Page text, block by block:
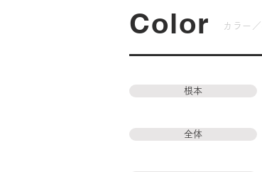
Color カラー／
根本
全体